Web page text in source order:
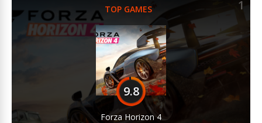
TOP GAMES 1
9.8
Forza Horizon 4